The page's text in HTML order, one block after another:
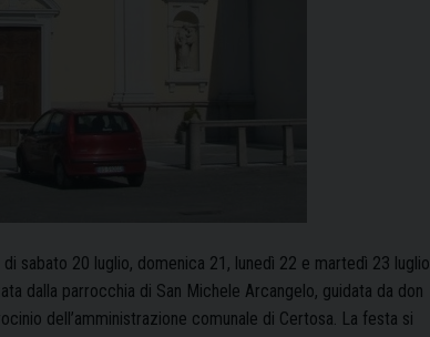
sabato 20 luglio, domenica 21, lunedì 22 e martedì 23 luglio
dalla parrocchia di San Michele Arcangelo, guidata da don
dell’amministrazione comunale di Certosa. La festa si